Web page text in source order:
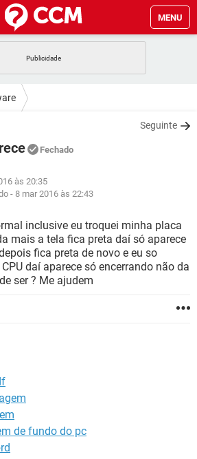
MENU
GMAIL
WHATSAPP
EXCEL
GMAIL
EXCEL
GMAIL
WHATSAPP
FACEBOOK
EXCEL
GMAIL
Seguinte
Fechado
às 20:35
-8 mar 2016 às 22:43
inclusive eu troquei minha placa
mais a tela fica preta daí só aparece
fica preta de novo e eu so
daí aparece só encerrando não da
ser ? Me ajudem
de fundo do pc